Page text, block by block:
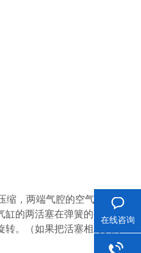
缩，两端气腔的空气通过气
缸的两活塞在弹簧的弹力下
。（如果把活塞相对反方
在线咨询